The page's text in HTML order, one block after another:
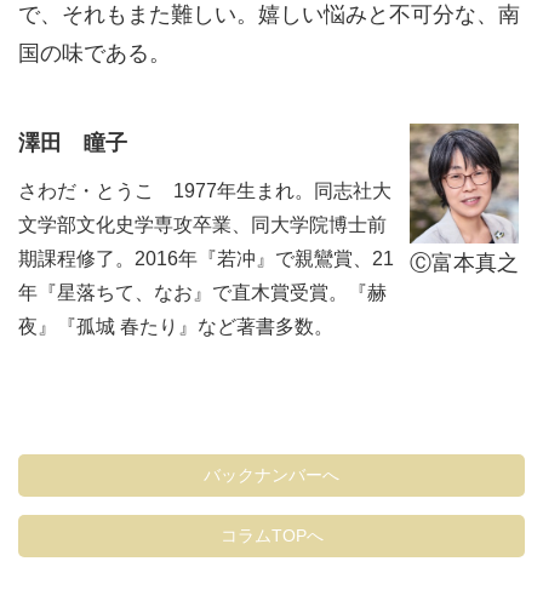
で、それもまた難しい。嬉しい悩みと不可分な、南
国の味である。
澤田 瞳子
さわだ・とうこ 1977年生まれ。同志社大
文学部文化史学専攻卒業、同大学院博士前
期課程修了。2016年『若冲』で親鸞賞、21
年『星落ちて、なお』で直木賞受賞。『赫
夜』『孤城 春たり』など著書多数。
Ⓒ富本真之
バックナンバーへ
コラムTOPへ